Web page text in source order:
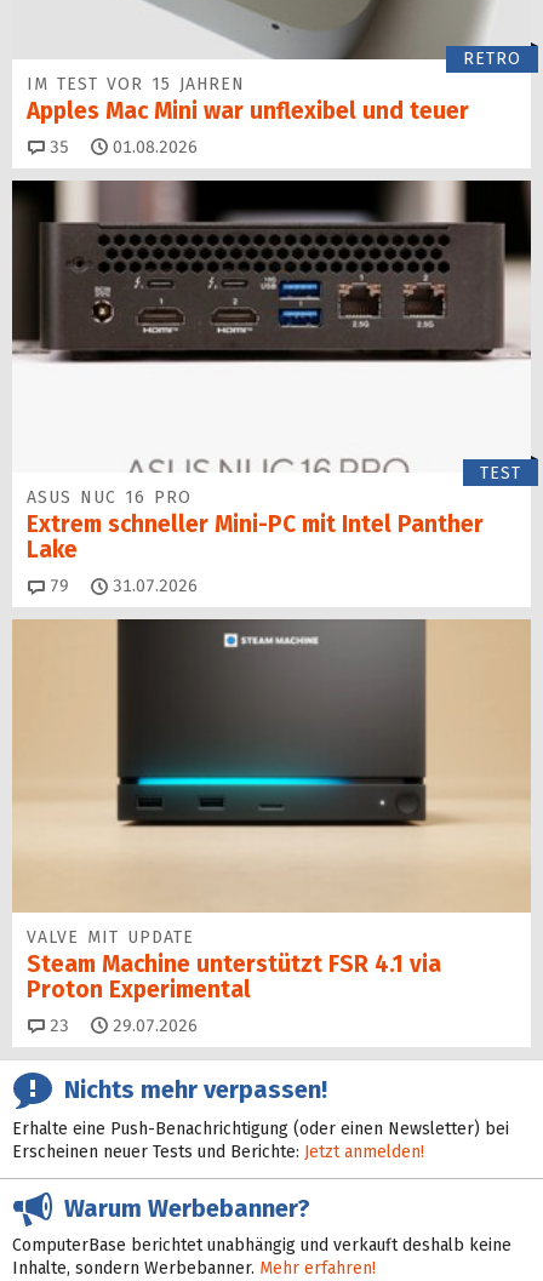
RETRO
IM TEST VOR 15 JAHREN
Apples Mac Mini war unflexibel und teuer
35 Kommentare
01.08.2026
TEST
ASUS NUC 16 PRO
Extrem schneller Mini-PC mit Intel Panther
Lake
79 Kommentare
31.07.2026
VALVE MIT UPDATE
Steam Machine unterstützt FSR 4.1 via
Proton Experimental
23 Kommentare
29.07.2026
Nichts mehr verpassen!
Erhalte eine Push-Benachrichtigung (oder einen Newsletter) bei
Erscheinen neuer Tests und Berichte: Jetzt anmelden!
Warum Werbebanner?
ComputerBase berichtet unabhängig und verkauft deshalb keine
Inhalte, sondern Werbebanner. Mehr erfahren!